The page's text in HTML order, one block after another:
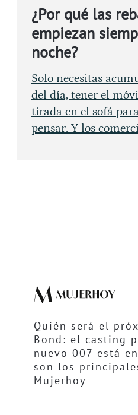
¿Por qué las
empiezan
noche?
Solo necesitas
del día, tener el
tirada en el sofá
pensar. Y los
Quién será el
Bond: el casting
nuevo 007 está
son los
Mujerhoy